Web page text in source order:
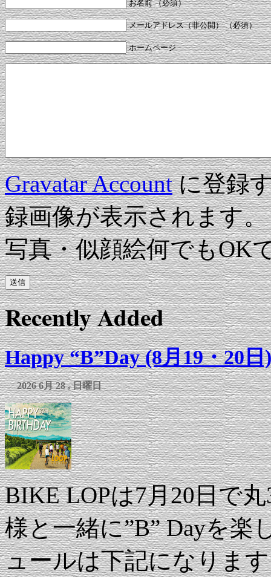
お名前 （必須）
メールアドレス（非公開） （必須）
ホームページ
Gravatar Accountに登録
録画像が表示されます。
写真・似顔絵何でもOK
Recently Added
Happy “B”Day (8月19・20日)
2026 6月 28 , 日曜日
BIKE LOPは7月20日で
様と一緒に”B” Dayを
ュールは下記になりま